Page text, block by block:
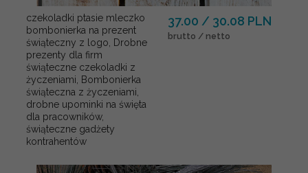
czekoladki ptasie mleczko
bombonierka na prezent
świąteczny z logo, Drobne
prezenty dla firm
świąteczne czekoladki z
życzeniami, Bombonierka
świąteczna z życzeniami,
drobne upominki na święta
dla pracowników,
świąteczne gadżety
kontrahentów
37.00 / 30.08 PLN
brutto / netto